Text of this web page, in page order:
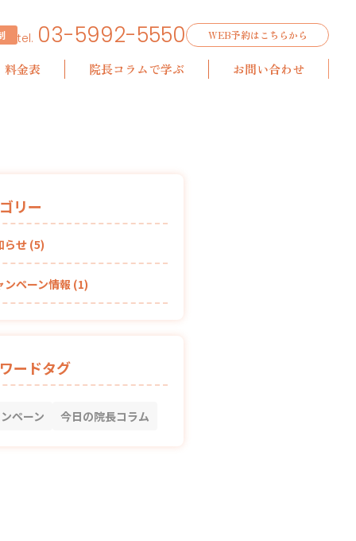
tel. 03-5992-5550 WEB予約はこちらから
料金表 院長コラムで学ぶ お問い合わせ
リー
らせ (5)
ンペーン情報 (1)
ードタグ
ペーン 今日の院長コラム